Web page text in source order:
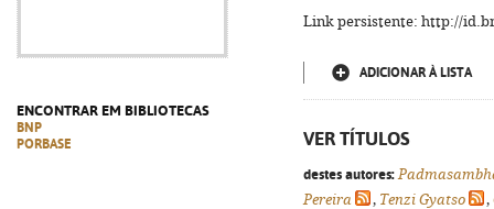
ENCONTRAR EM BIBLIOTECAS
BNP
PORBASE
Link persistente: http://
ADICIONAR À LISTA
VER TÍTULOS
destes autores:
Pereira
, Tenzi Gyatso ,